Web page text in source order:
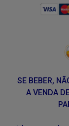
SE BEBER,
A VENDA